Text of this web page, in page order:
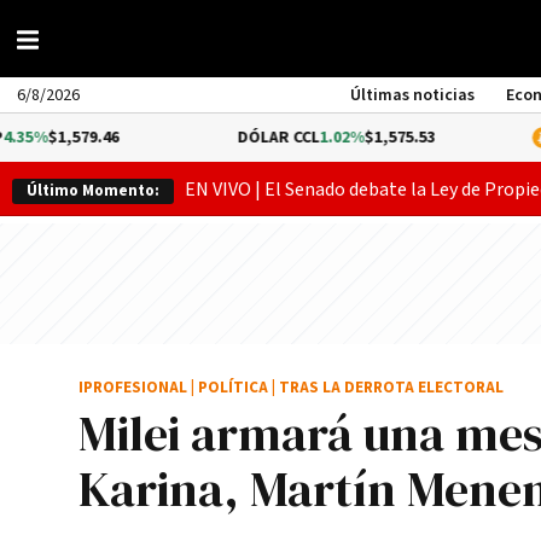
6/8/2026 Últimas noticias
1.02%$1,575.53 -
Último Momento: EN VIVO | El Senado debate la Ley de
Milei armará una
Karina, Martín
IPROFESIONAL POLÍTICA TRAS LA DERROTA ELECTORAL